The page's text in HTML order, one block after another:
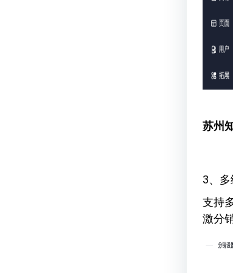
苏州
3、
支持
激分